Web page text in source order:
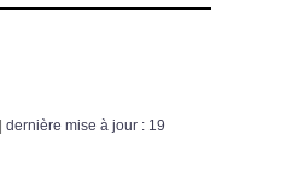
|dernière mise à jour : 19